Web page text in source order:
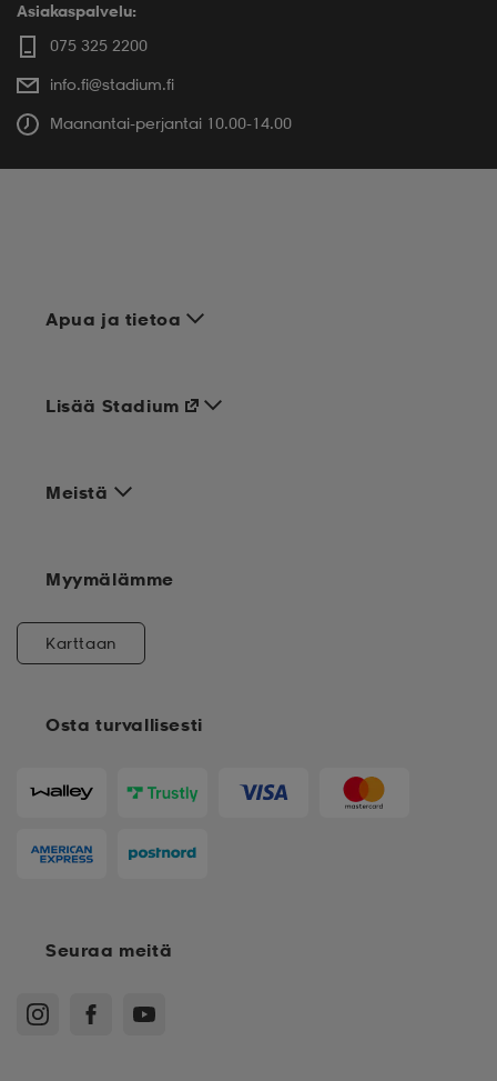
Asiakaspalvelu:
075 325 2200
info.fi@stadium.fi
Maanantai-perjantai 10.00-14.00
Apua ja tietoa
Meistä
Osta turvallisesti
Lisää Stadium
Myymälämme
Karttaan
Seuraa meitä